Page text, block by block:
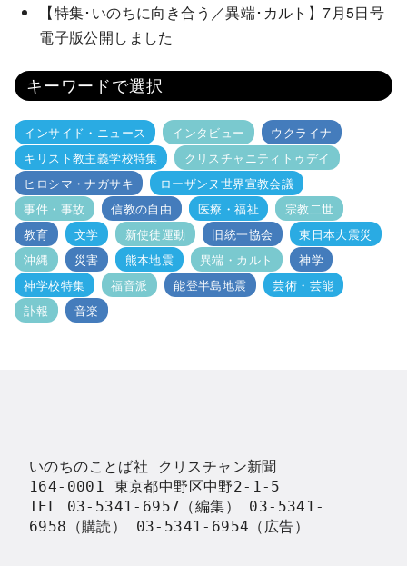
【特集･いのちに向き合う／異端･カルト】7月5日号
電子版公開しました
キーワードで選択
インサイド・ニュース インタビュー
ウクライナ
キリスト教主義学校特集
クリスチャニティトゥデイ
ヒロシマ・ナガサキ
ローザンヌ世界宣教会議
事件・事故
信教の自由 医療・福祉
宗教二世
教育
文学 新使徒運動 旧統一協会
東日本大震災
沖縄
災害 熊本地震 異端・カルト
神学
神学校特集
福音派 能登半島地震
芸術・芸能
訃報
音楽
いのちのことば社 クリスチャン新聞
164-0001 東京都中野区中野2-1-5
TEL 03-5341-6957（編集） 03-5341-
6958（購読） 03-5341-6954（広告）